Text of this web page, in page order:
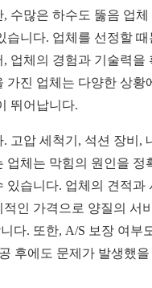
수많은 하수도 뚫음 업체
습니다. 업체를 선정할 때
업체의 경험과 기술력을
가진 업체는 다양한 상황
뛰어납니다.
고압 세척기, 석션 장비,
업체는 막힘의 원인을 정
있습니다. 업체의 견적과
인 가격으로 양질의 서
다. 또한, A/S 보장 여부
후에도 문제가 발생했을